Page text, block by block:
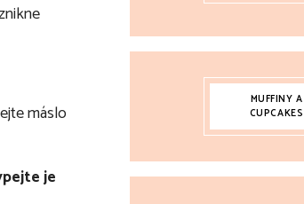
máslo
je
MUFFINY A
CUPCAKES